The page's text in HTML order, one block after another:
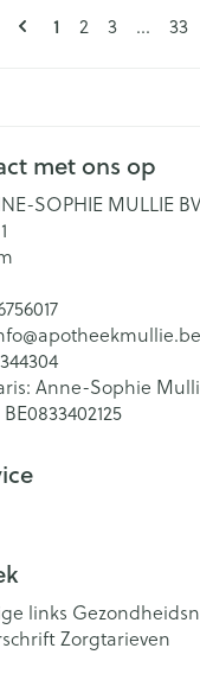
Pagina's
U lees
1 Pagina
2 Pagina
3 ... 33
met ons op
SOPHIE MULLIE
apotheekmullie.be
344304
Anne-Sophie
BE0833402125
links
Zorgtarieven